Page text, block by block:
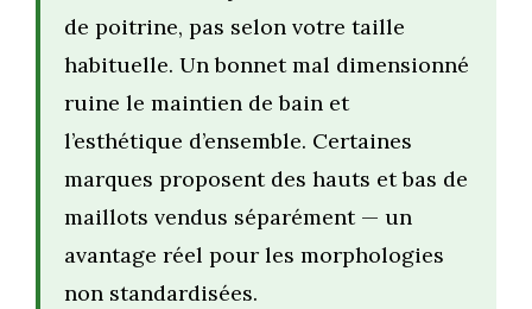
de poitrine, pas selon votre taille
habituelle. Un bonnet mal dimensionné
ruine le maintien de bain et
l’esthétique d’ensemble. Certaines
marques proposent des hauts et bas de
maillots vendus séparément — un
avantage réel pour les morphologies
non standardisées.